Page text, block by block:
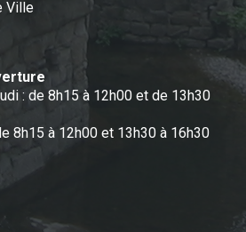
Ville
: de 8h15 à 12h00 et de 13h30
8h15 à 12h00 et 13h30 à 16h30